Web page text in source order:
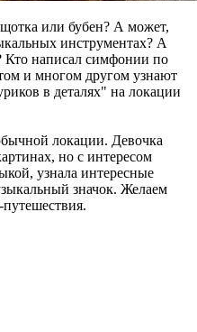
или бубен? А может,
инструментах? А
Кто написал симфонии по
и многом другом узнают
в деталях" на локации
локации. Девочка
но с интересом
узнала интересные
значок. Желаем